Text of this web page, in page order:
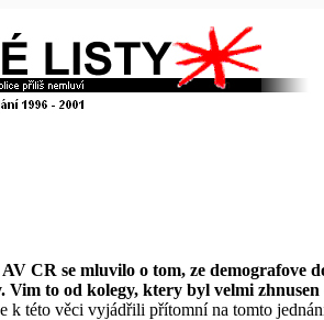
CR se mluvilo o tom, ze demografove
Vim to od kolegy, ktery byl velmi
k této věci vyjádřili přítomní na tomto